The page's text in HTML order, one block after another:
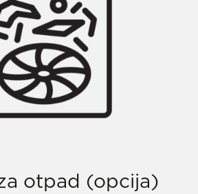
otpad (opcija)